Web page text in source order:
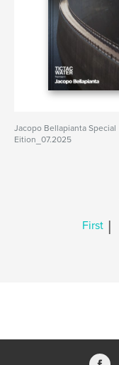
Jacopo Bellapianta Special
Eition_07.2025
First |